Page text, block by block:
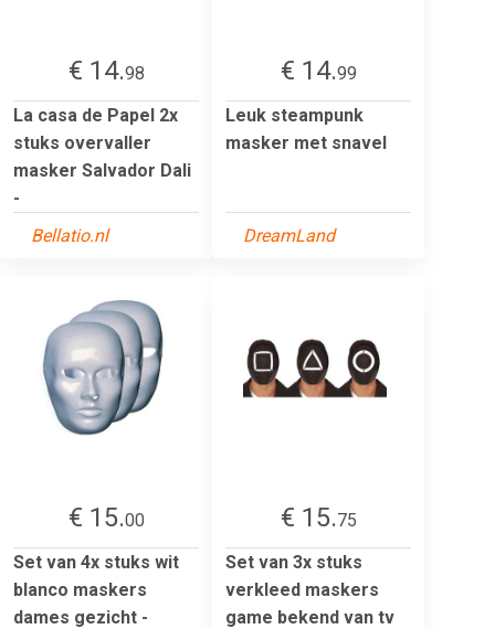
€ 14.98
La casa de Papel 2x
stuks overvaller
masker Salvador Dali
-
Bellatio.nl
€ 14.99
Leuk steampunk
masker met snavel
DreamLand
€ 15.00
Set van 4x stuks wit
blanco maskers
dames gezicht -
€ 15.75
Set van 3x stuks
verkleed maskers
game bekend van tv